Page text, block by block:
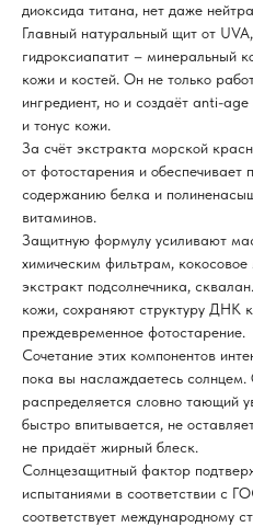
диоксида титана, нет даже
Главный натуральный щит от
гидроксиапатит – минеральный
кожи и костей. Он не только
ингредиент, но и создаёт anti-
и тонус кожи.
За счёт экстракта морской
от фотостарения и обеспечивает
содержанию белка и
витаминов.
Защитную формулу усиливают
химическим фильтрам,
экстракт подсолнечника,
кожи, сохраняют структуру ДНК
преждевременное фотостарение.
Сочетание этих компонентов
пока вы наслаждаетесь солнцем.
распределяется словно тающий
быстро впитывается, не
не придаёт жирный блеск.
Солнцезащитный фактор
испытаниями в соответствии с
соответствует международному